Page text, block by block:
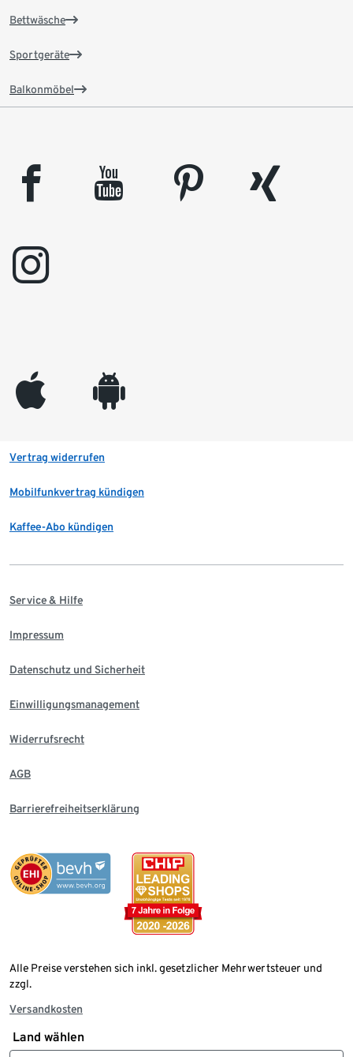
Bettwäsche
Sportgeräte
Balkonmöbel
facebook youtube pinterest
xing
instagram
appleinc android
Vertrag widerrufen
Mobilfunkvertrag kündigen
Kaffee-Abo kündigen
Service & Hilfe
Impressum
Datenschutz und Sicherheit
Einwilligungsmanagement
Widerrufsrecht
AGB
Barrierefreiheitserklärung
Alle Preise verstehen sich inkl. gesetzlicher Mehrwertsteuer und
zzgl.
Versandkosten
Land wählen